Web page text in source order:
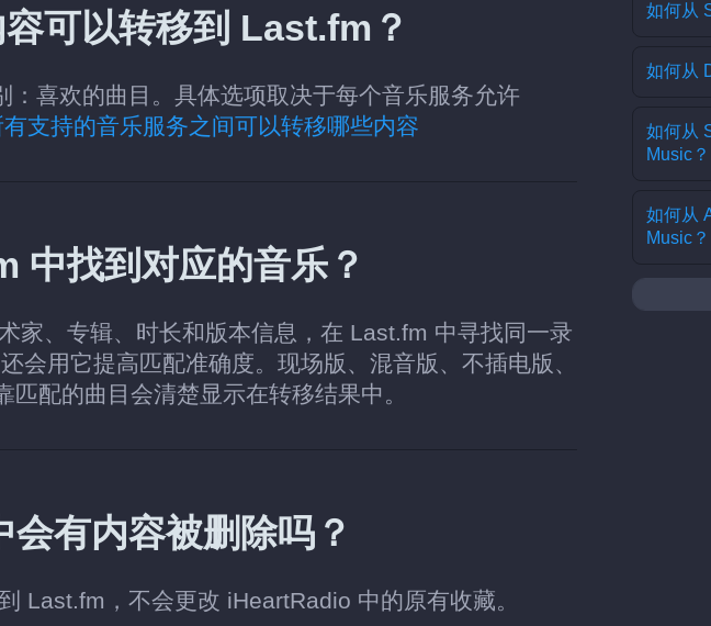
可以转移到 Last.fm？
喜欢的曲目。具体选项取决于每个音乐服务允许
支持的音乐服务之间可以转移哪些内容
中找到对应的音乐？
家、专辑、时长和版本信息，在 Last.fm 中寻找同一录
会用它提高匹配准确度。现场版、混音版、不插电版、
配的曲目会清楚显示在转移结果中。
有内容被删除吗？
Last.fm，不会更改 iHeartRadio 中的原有收藏。
如何从
如何从
如何从
Music？
如何从
Music？